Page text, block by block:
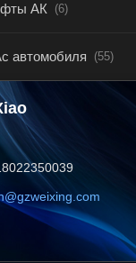
АК (6)
автомобиля (55)